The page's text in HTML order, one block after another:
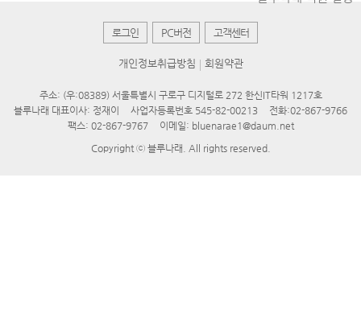
로그인 PC버전 고객센터
개인정보취급방침 회원약관
주소: (우:08389) 서울특별시 구로구 디지털로 272 한신IT타워 1217호
블루나래 대표이사: 정재이
사업자등록번호 545-82-00213 전화:02-867-9766
팩스: 02-867-9767
이메일: bluenarae1@daum.net
Copyright ⓒ블루나래 . All rights reserved.